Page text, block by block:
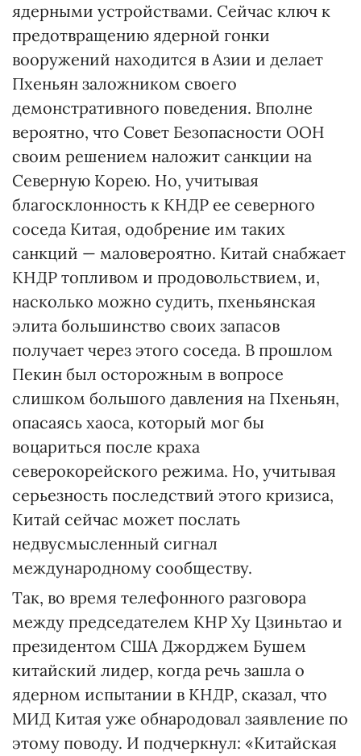
ядерными устройствами. Сейчас ключ к
предотвращению ядерной гонки
вооружений находится в Азии и делает
Пхеньян заложником своего
демонстративного поведения. Вполне
вероятно, что Совет Безопасности ООН
своим решением наложит санкции на
Северную Корею. Но, учитывая
благосклонность к КНДР ее северного
соседа Китая, одобрение им таких
санкций — маловероятно. Китай снабжает
КНДР топливом и продовольствием, и,
насколько можно судить, пхеньянская
элита большинство своих запасов
получает через этого соседа. В прошлом
Пекин был осторожным в вопросе
слишком большого давления на Пхеньян,
опасаясь хаоса, который мог бы
воцариться после краха
северокорейского режима. Но, учитывая
серьезность последствий этого кризиса,
Китай сейчас может послать
недвусмысленный сигнал
международному сообществу.
Так, во время телефонного разговора
между председателем КНР Ху Цзиньтао и
президентом США Джорджем Бушем
китайский лидер, когда речь зашла о
ядерном испытании в КНДР, сказал, что
МИД Китая уже обнародовал заявление по
этому поводу. И подчеркнул: «Китайская